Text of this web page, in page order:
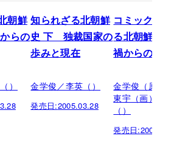
朝鮮
らの
）
知られざる北朝鮮
史 下 独裁国家の
歩みと現在
金学俊／李英（）
発売日:2005.03.28
コミック 知
る北朝鮮史
禍からの国
金学俊（原案
東宇（画）／
（）
発売日: